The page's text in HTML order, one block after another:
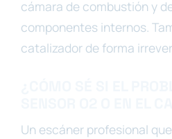
cámara de combustión y
componentes internos.
catalizador de forma
Un escáner profesional